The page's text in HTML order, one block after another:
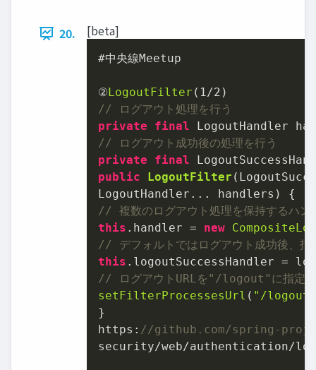
20. [beta]
#中央線Meetup
②LogoutFilter ( 1/2
// ログアウト処理を⾏う
private
final
// ログアウト成功後の処理を⾏う
private
final
public
LogoutFilter
LogoutHandler... handlers)
// 複数のログアウト処理を保持するハン
this .handler = new
// デフォルトではログアウト成功後、指
this
// ログアウトURLを"/logout"に指定
setFilterProcessesUrl ( "/logout"
}
https: //github.com/spring-
security/web/authentication/